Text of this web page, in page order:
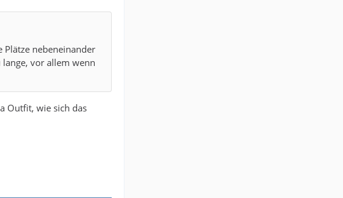
nebeneinander
vor allem wenn
Outfit, wie sich das